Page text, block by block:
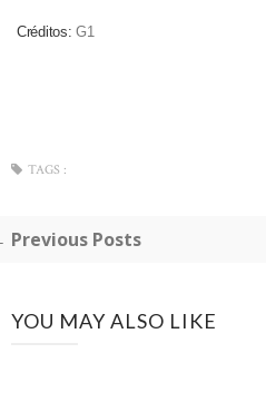
Créditos:G1
TAGS :
Previous Posts
YOU MAY ALSO LIKE